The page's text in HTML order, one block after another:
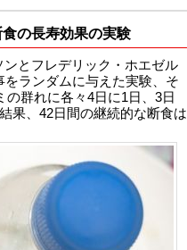
の長寿効果の実験
とフレデリック・ホエゼル
ランダムに与えた実験、そ
の群れに各々4日に1日、3日
果、42日間の継続的な断食は